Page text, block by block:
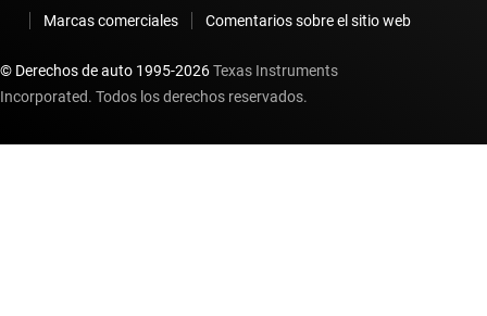
Marcas comerciales
Comentarios sobre el sitio web
© Derechos de auto 1995-2026Texas Instruments
Incorporated. Todos los derechos reservados.